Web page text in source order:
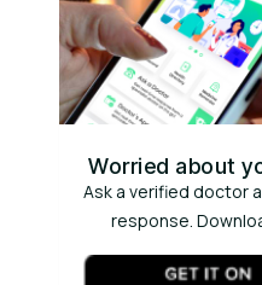
Worried about
Ask a verified doctor
response.